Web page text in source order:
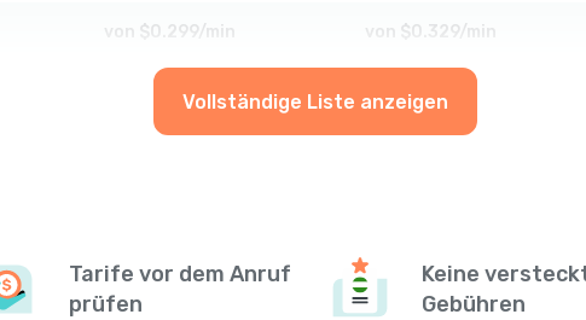
von $ 0.299 / min von $ 0.329 / min
Vollständige Liste anzeigen
Tarife vor dem Anruf
prüfen
Keine
Gebühren